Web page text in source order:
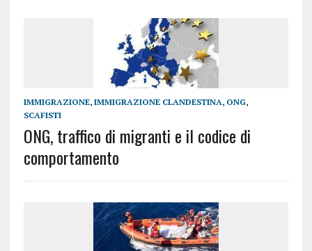
IMMIGRAZIONE, IMMIGRAZIONE CLANDESTINA, ONG,
SCAFISTI
ONG, traffico di migranti e il codice di
comportamento